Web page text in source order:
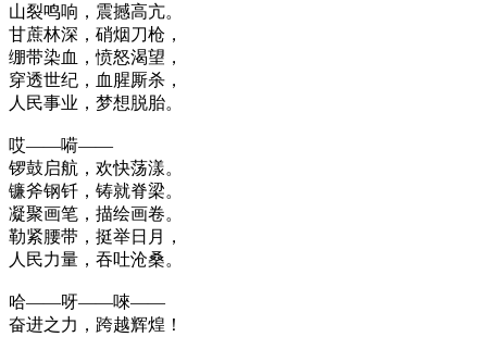
山裂鸣响，震撼高亢。
甘蔗林深，硝烟刀枪，
绷带染血，愤怒渴望，
穿透世纪，血腥厮杀，
人民事业，梦想脱胎。
哎——嗬——
锣鼓启航，欢快荡漾。
镰斧钢钎，铸就脊梁。
凝聚画笔，描绘画卷。
勒紧腰带，挺举日月，
人民力量，吞吐沧桑。
哈——呀——唻——
奋进之力，跨越辉煌！